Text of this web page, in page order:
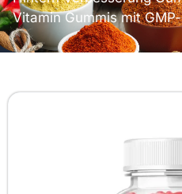
Vitamin Gummis mit